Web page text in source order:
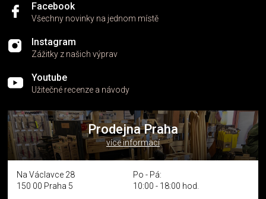
s
Facebook
Všechny novinky na jednom místě
Instagram
Zážitky z našich výprav
Youtube
Užitečné recenze a návody
Prodejna Praha
více informací
Na Václavce 28
150 00 Praha 5
Po - Pá:
10:00 - 18:00 hod.